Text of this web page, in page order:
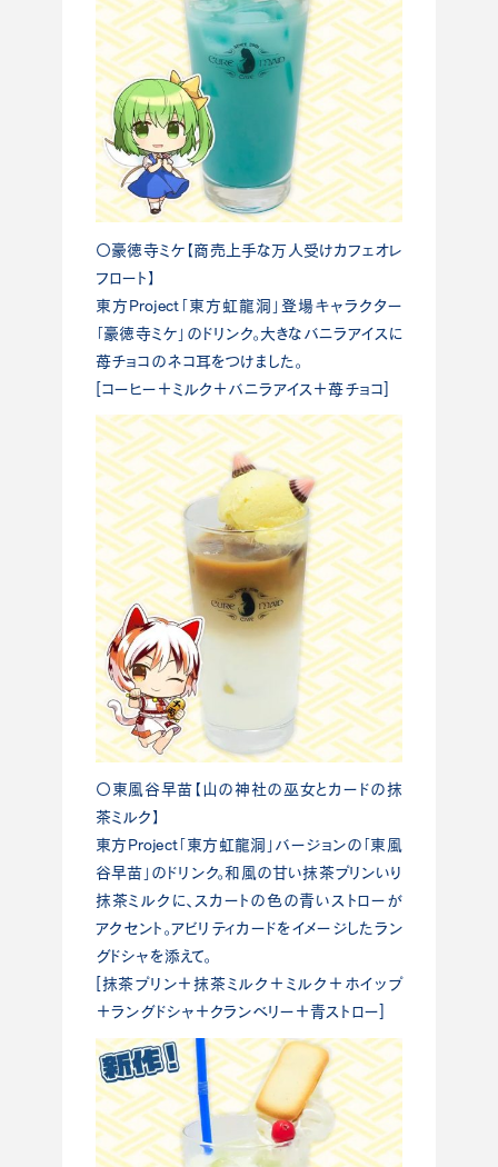
〇豪徳寺ミケ【商売上手な万人受けカフェオレ
フロート】
東方Project「東方虹龍洞」登場キャラクター
「豪徳寺ミケ」のドリンク。大きなバニラアイスに
苺チョコのネコ耳をつけました。
[コーヒー＋ミルク＋バニラアイス＋苺チョコ]
〇東風谷早苗【山の神社の巫女とカードの抹
茶ミルク】
東方Project「東方虹龍洞」バージョンの「東風
谷早苗」のドリンク。和風の甘い抹茶プリンいり
抹茶ミルクに、スカートの色の青いストローが
アクセント。アビリティカードをイメージしたラン
グドシャを添えて。
[抹茶プリン＋抹茶ミルク＋ミルク＋ホイップ
＋ラングドシャ＋クランベリー＋青ストロー]